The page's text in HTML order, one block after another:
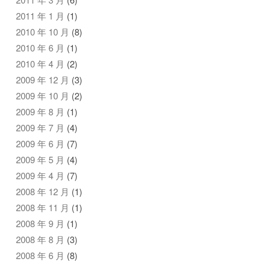
2011 年 1 月 (1)
2010 年 10 月 (8)
2010 年 6 月 (1)
2010 年 4 月 (2)
2009 年 12 月 (3)
2009 年 10 月 (2)
2009 年 8 月 (1)
2009 年 7 月 (4)
2009 年 6 月 (7)
2009 年 5 月 (4)
2009 年 4 月 (7)
2008 年 12 月 (1)
2008 年 11 月 (1)
2008 年 9 月 (1)
2008 年 8 月 (3)
2008 年 6 月 (8)